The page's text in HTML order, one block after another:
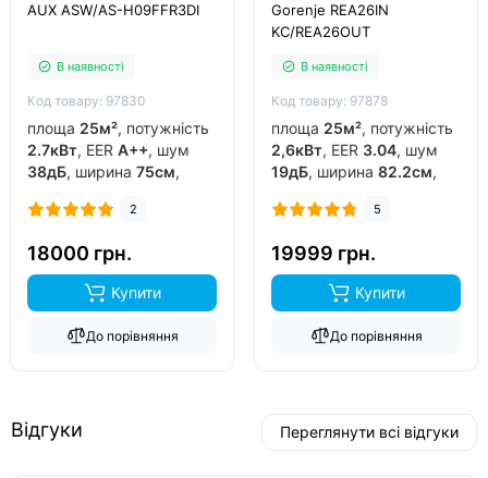
AUX ASW/AS-H09FFR3DI
В наявності
Код товару: 97830
площа 25м², потужність
2.7кВт, EER A++, шум
38дБ, ширина 75см,
китай, інвертор
2
18000 грн.
Купити
До порівняння
Gorenje REA26IN
KC/REA26OUT
В наявності
Код товару: 97878
площа 25м², потужність
2,6кВт, EER 3.04, шум
19дБ, ширина 82.2см,
китай, інвертор
5
19999 грн.
Купити
До порівняння
Відгуки Переглянути всі відгуки